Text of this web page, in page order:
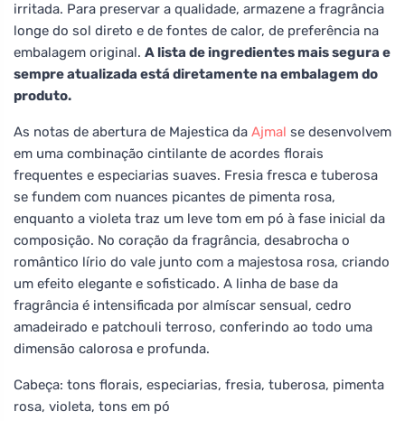
irritada. Para preservar a qualidade, armazene a fragrância
longe do sol direto e de fontes de calor, de preferência na
embalagem original. A lista de ingredientes mais segura e
sempre atualizada está diretamente na embalagem do
produto.
As notas de abertura de Majestica da Ajmal se desenvolvem
em uma combinação cintilante de acordes florais
frequentes e especiarias suaves. Fresia fresca e tuberosa
se fundem com nuances picantes de pimenta rosa,
enquanto a violeta traz um leve tom em pó à fase inicial da
composição. No coração da fragrância, desabrocha o
romântico lírio do vale junto com a majestosa rosa, criando
um efeito elegante e sofisticado. A linha de base da
fragrância é intensificada por almíscar sensual, cedro
amadeirado e patchouli terroso, conferindo ao todo uma
dimensão calorosa e profunda.
Cabeça: tons florais, especiarias, fresia, tuberosa, pimenta
rosa, violeta, tons em pó